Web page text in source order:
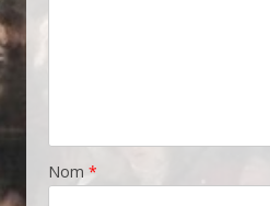
Nom *